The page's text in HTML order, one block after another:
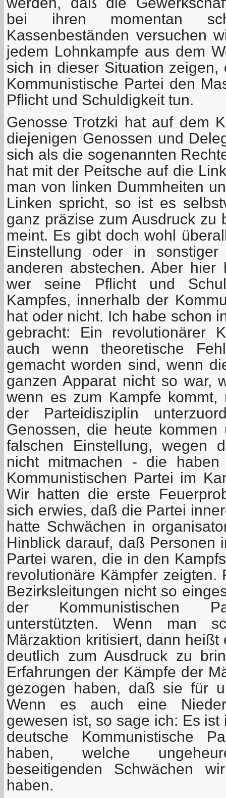
bei ihren momentan
Kassenbeständen versuchen
jedem Lohnkampfe aus dem
sich in dieser Situation
Kommunistische Partei den
Pflicht und Schuldigkeit tun.
Genosse Trotzki hat auf dem
diejenigen Genossen und
sich als die sogenannten
hat mit der Peitsche auf die
man von linken Dummheiten
Linken spricht, so ist es
ganz präzise zum Ausdruck zu
meint. Es gibt doch wohl
Einstellung oder in
anderen abstechen. Aber
wer seine Pflicht und
Kampfes, innerhalb der
hat oder nicht. Ich habe schon
gebracht: Ein revolutionärer
auch wenn theoretische
gemacht worden sind, wenn
ganzen Apparat nicht so war,
wenn es zum Kampfe kommt,
der Parteidisziplin
Genossen, die heute
falschen Einstellung, wegen
nicht mitmachen - die
Kommunistischen Partei im
Wir hatten die erste
sich erwies, daß die Partei
hatte Schwächen in
Hinblick darauf, daß Personen
Partei waren, die in den
revolutionäre Kämpfer zeigten.
Bezirksleitungen nicht so
der Kommunistischen
unterstützten. Wenn man
Märzaktion kritisiert, dann
deutlich zum Ausdruck zu
Erfahrungen der Kämpfe der
gezogen haben, daß sie für
Wenn es auch eine
gewesen ist, so sage ich: Es
deutsche Kommunistische
haben, welche
beseitigenden Schwächen
haben.